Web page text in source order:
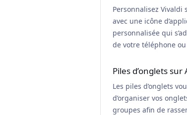
Personnalisez Vivaldi
avec une icône
personnalisée qui
de votre téléphone
Piles d’onglets sur
Les piles d’onglets
d’organiser vos
groupes afin de